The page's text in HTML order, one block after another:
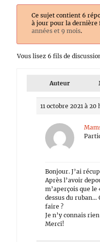
Ce sujet contient 6
à jour pour la dernière
années et 9 mois.
Vous lisez 6 fils de
Auteur
11 octobre 2021 à 20
Bonjour. J’ai
Après l’avoir
m’aperçois que
dessus du
faire ?
Je n’y connais
Merci!